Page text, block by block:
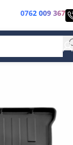
0762 009 367